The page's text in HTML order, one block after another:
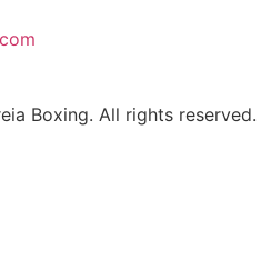
Boxing. All rights reserved.